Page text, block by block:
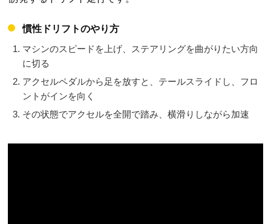
慣性ドリフトのやり方
マシンのスピードを上げ、ステアリングを曲がりたい方向
に切る
アクセルペダルから足を放すと、テールスライドし、フロ
ントがインを向く
その状態でアクセルを全開で踏み、横滑りしながら加速